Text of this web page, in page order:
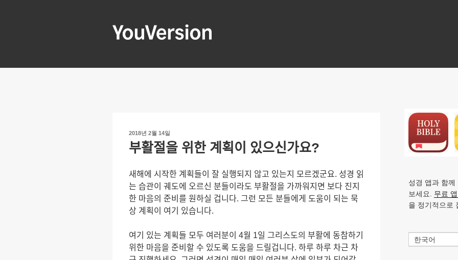
로
작
성
일
2018년 2월 14일
부활절을 위한 계획이 있으신가요?
새해에 시작한 계획들이 잘 실행되지 않고 있는지 모르겠군요. 성경 읽
는 습관이 궤도에 오르신 분들이라도 부활절을 가까워지면 보다 진지
한 마음의 준비를 원하실 겁니다. 그런 모든 분들에게 도움이 되는 묵
상 계획이 여기 있습니다.
여기 있는 계획들 모두 여러분이 4월 1일 그리스도의 부활에 동참하기
위한 마음을 준비할 수 있도록 도움을 드릴겁니다. 하루 하루 차근 차
성경 앱과 함
보세요. 무료
을 정기적으로
한국어